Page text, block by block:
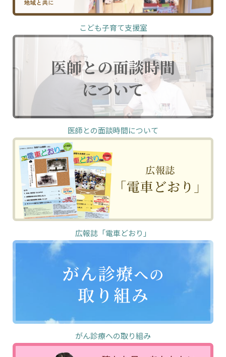
こども子育て支援室
医師との面談時間について
広報誌「電車どおり」
がん診療への取り組み